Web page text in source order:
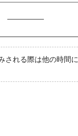
される際は他の時間に